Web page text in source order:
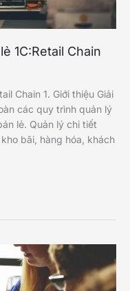
1C:Retail Chain
Chain 1. Giới thiệu Giải
các quy trình quản lý
lẻ. Quản lý chi tiết
bãi, hàng hóa, khách